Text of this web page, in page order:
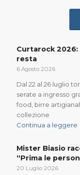
Curtarock 2026:
resta
6 Agosto 2026
Dal 22 al 26 luglio
serate a ingresso
food, birre
collezione
Continua a leggere
Mister Biasio
“Prima le
20 Luglio 2026